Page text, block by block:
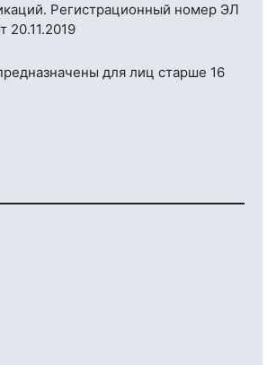
Регистрационный номер ЭЛ
для лиц старше 16